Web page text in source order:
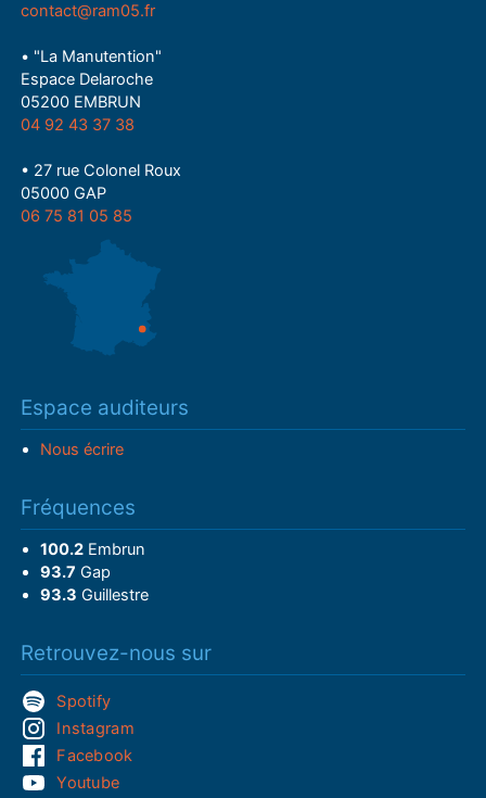
contact@ram05.fr
• "La Manutention"
Espace Delaroche
05200 EMBRUN
04 92 43 37 38
• 27 rue Colonel Roux
05000 GAP
06 75 81 05 85
Espace auditeurs
Nous écrire
Fréquences
100.2Embrun
93.7 Gap
93.3 Guillestre
Retrouvez-nous sur
Spotify
Instagram
Facebook
Youtube